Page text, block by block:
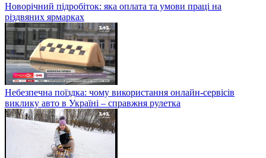
Новорічний підробіток: яка оплата та умови праці на
різдвяних ярмарках
Небезпечна поїздка: чому використання онлайн-сервісів
виклику авто в Україні – справжня рулетка